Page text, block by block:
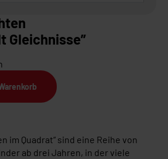
Gleichnisse”
im Quadrat“ sind eine Reihe von
ab drei Jahren, in der viele